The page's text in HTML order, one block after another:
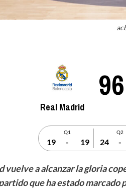
Real Madrid
96
Q1
19 - 19
Q2
24 -
vuelve a alcanzar la gloria
que ha estadomarcado